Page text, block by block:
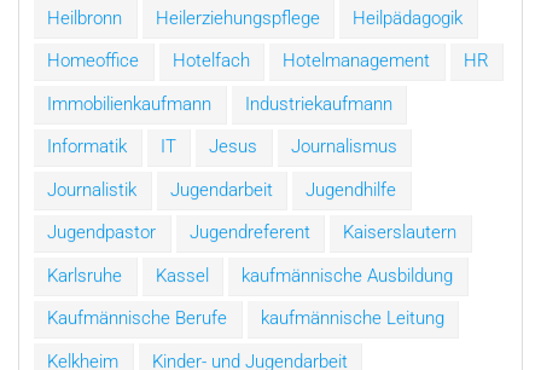
Heilbronn
Heilerziehungspflege
Heilpädagogik
Homeoffice
Hotelfach Hotelmanagement
HR
Immobilienkaufmann
Industriekaufmann
Informatik
IT Jesus
Journalismus
Journalistik
Jugendarbeit
Jugendhilfe
Jugendpastor
Jugendreferent
Kaiserslautern
Karlsruhe
Kassel
kaufmännische Ausbildung
Kaufmännische Berufe
kaufmännische Leitung
Kelkheim
Kinder- und Jugendarbeit